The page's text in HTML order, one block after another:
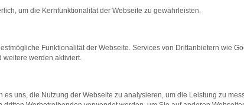
bestimmter Seiten verhindern. Funktioniert die
um die Kernfunktionalität der Webseite zu gewährleisten.
Funktionalität der Webseite. Services von Drittanbietern wie
weitere werden aktiviert.
es uns, die Nutzung der Webseite zu analysieren, um die Leistung zu